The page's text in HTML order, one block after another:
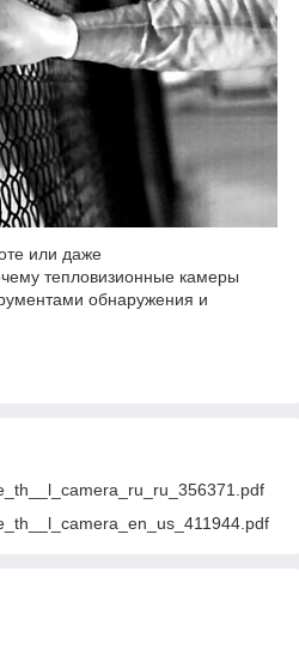
или даже
тепловизионные камеры
обнаружения и